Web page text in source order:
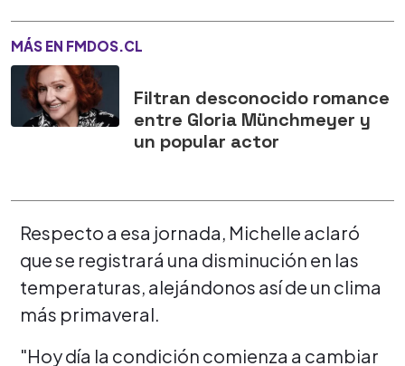
MÁS EN FMDOS.CL
Filtran desconocido romance
entre Gloria Münchmeyer y
un popular actor
Respecto a esa jornada, Michelle aclaró
que se registrará una disminución en las
temperaturas, alejándonos así de un clima
más primaveral.
"Hoy día la condición comienza a cambiar